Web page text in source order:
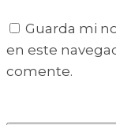
Guarda mi
en este
comente.